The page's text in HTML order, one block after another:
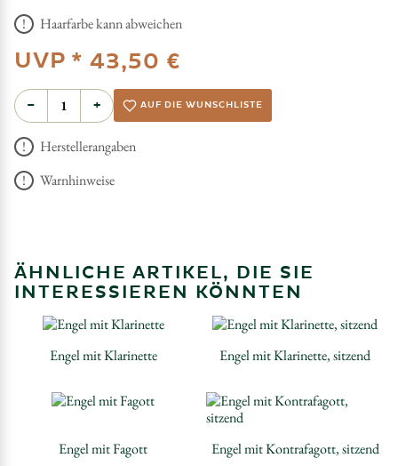
Haarfarbe kann abweichen
UVP * 43,50 €
− + AUF DIE WUNSCHLISTE
Herstellerangaben
Warnhinweise
ÄHNLICHE ARTIKEL, DIE SIE
INTERESSIEREN KÖNNTEN
Engel mit Klarinette Engel mit Klarinette, sitzend
Engel mit Fagott Engel mit Kontrafagott, sitzend